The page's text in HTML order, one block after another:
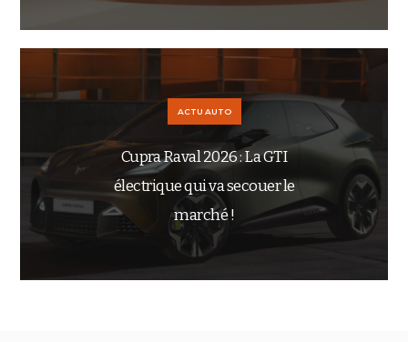
ACTU AUTO
Cupra Raval 2026 : La GTI
électrique qui va secouer le
marché !